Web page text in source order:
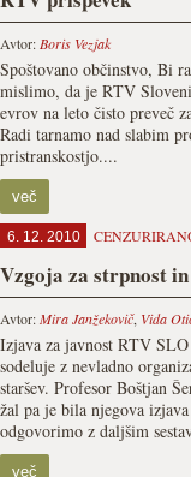
Avtor: Boris Vezjak
Spoštovano občinstvo, Bi
mislimo, da je RTV
evrov na leto čisto preveč
Radi tarnamo nad slabim
pristranskostjo....
več
6. 12. 2010
Vzgoja za strpnost
Avtor:Mira Janžekovič, Vida
Izjava za javnost RTV
sodeluje z nevladno
staršev. Profesor Boštjan
žal pa je bila njegova
odgovorimo z daljšim
več